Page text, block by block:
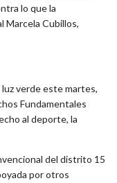
lo que la
Marcela Cubillos,
verde este martes,
Fundamentales
al deporte, la
del distrito 15
por otros